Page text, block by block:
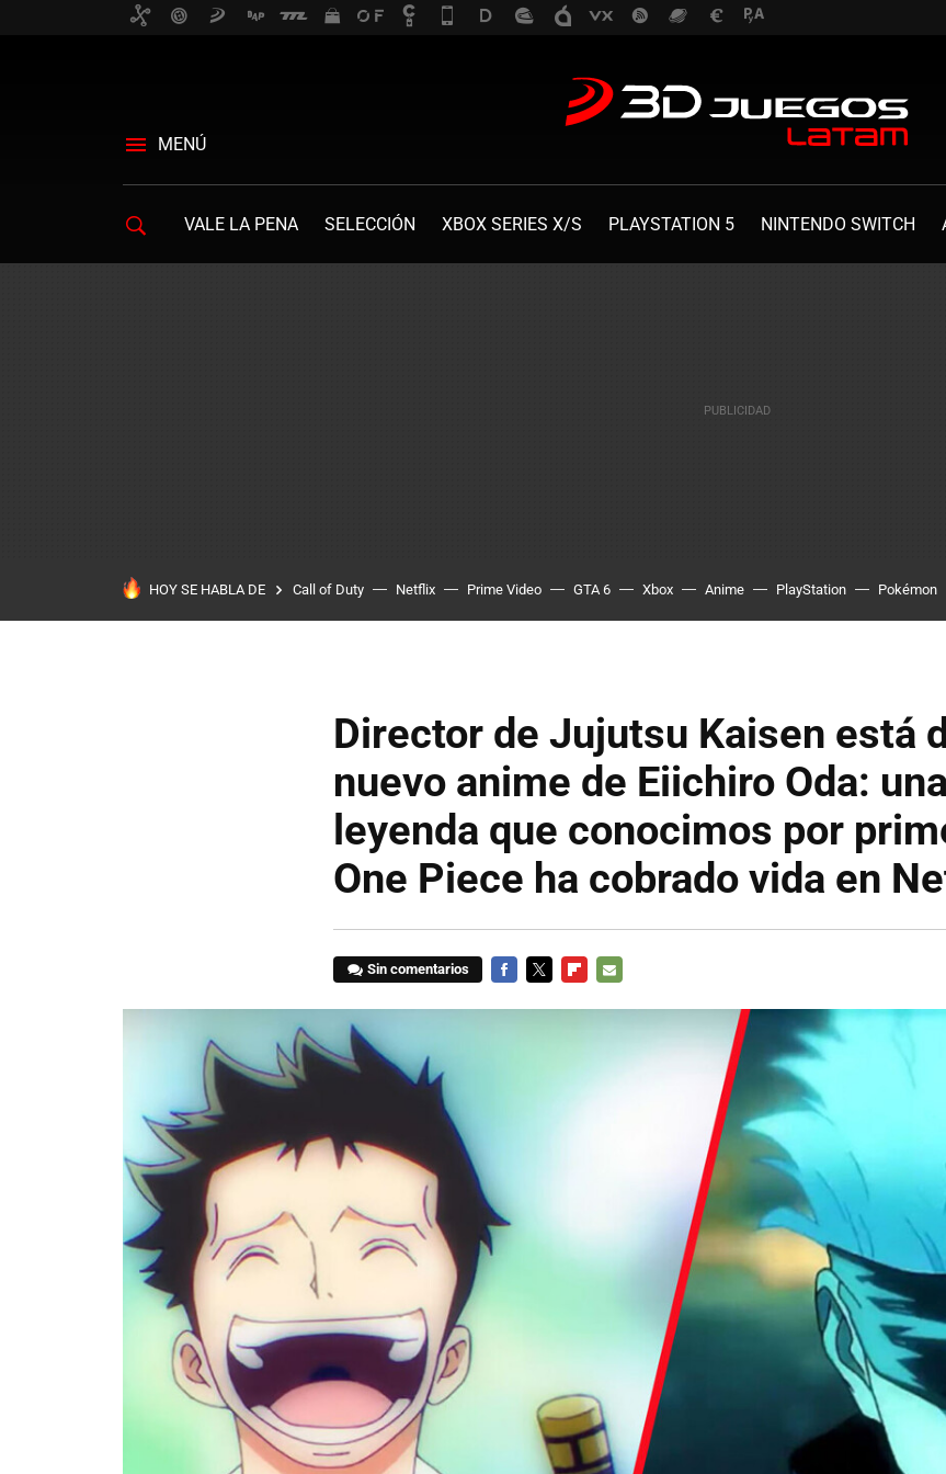
MENÚ
VALE LA PENA SELECCIÓN XBOX SERIES X/S PLAYSTATION 5 NINTENDO SWITCH
HOY SE HABLA DE Call of Duty Netflix Prime Video GTA 6 Xbox Anime PlayStation Pokémon
Director de Jujutsu Kaisen está
nuevo anime de Eiichiro Oda:
leyenda que conocimos por
One Piece ha cobrado vida en
Sin comentarios